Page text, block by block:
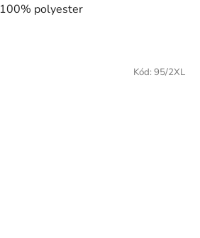
100% polyester
Kód: 95/2XL